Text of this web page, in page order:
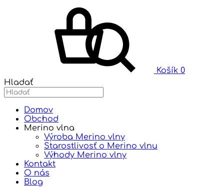
Košík 0
Hladať
Domov
Obchod
Merino vlna
Výroba Merino vlny
Starostlivosť o Merino vlnu
Výhody Merino vlny
Kontakt
O nás
Blog